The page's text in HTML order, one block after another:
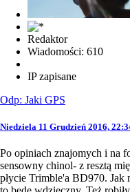
Redaktor
Wiadomości: 610
IP zapisane
Odp: Jaki GPS
Niedziela 11 Grudzień 2016,
Po opiniach znajomych i na
sensowny chinol- z resztą
płycie Trimble'a BD970. Jak